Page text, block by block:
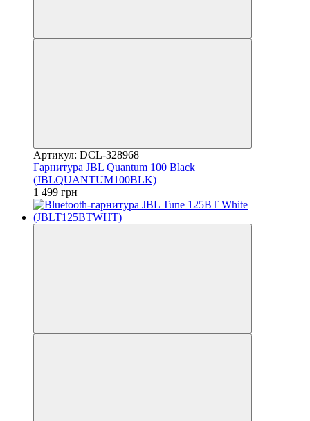
Артикул: DCL-328968
Гарнитура JBL Quantum 100 Black
(JBLQUANTUM100BLK)
1 499 грн